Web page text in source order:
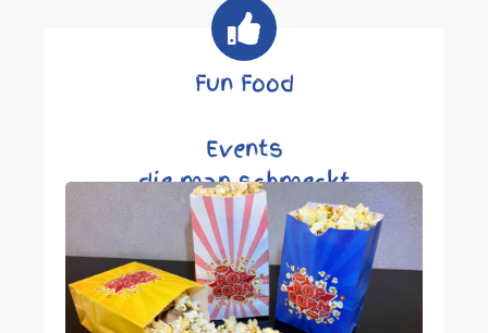
Fun Food
Events
die man schmeckt